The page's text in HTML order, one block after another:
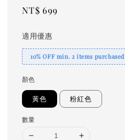
Regular
NT$ 699
適用優惠
10% OFF min. 2 items purchased
顏色
黃色 粉紅色
數量